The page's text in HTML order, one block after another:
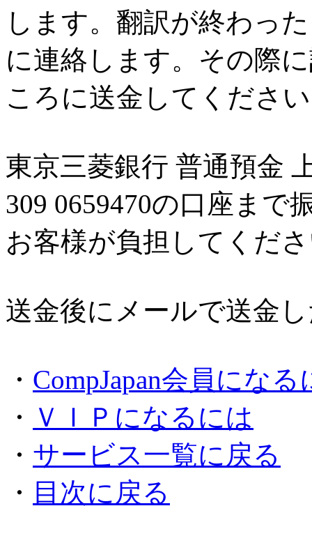
します。翻訳が終わっ
に連絡します。その際
ころに送金してくださ
東京三菱銀行 普通預金
309 0659470の口座まで
お客様が負担してくだ
送金後にメールで送金
・ CompJapan会員になる
・ ＶＩＰになるには
・ サービス一覧に戻る
・ 目次に戻る